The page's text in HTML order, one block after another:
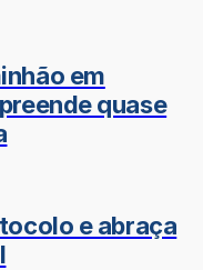
em
quase
e abraça